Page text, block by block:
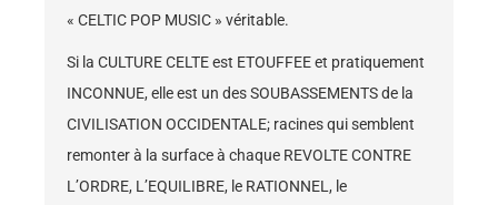
« CELTIC POP MUSIC » véritable.
Si la CULTURE CELTE est ETOUFFEE et pratiquement
INCONNUE, elle est un des SOUBASSEMENTS de la
CIVILISATION OCCIDENTALE; racines qui semblent
remonter à la surface à chaque REVOLTE CONTRE
L’ORDRE, L’EQUILIBRE, le RATIONNEL, le